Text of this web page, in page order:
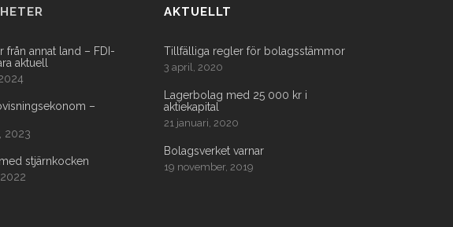
från annat land – FDI-
aktuell
–
2023
stjärnkocken
AKTUELLT
Tillfälliga regler för bolagsstämmor
3 april, 2020
Lagerbolag med 25 000 kr i
aktiekapital
21 januari, 2020
Bolagsverket varnar
19 november, 2019